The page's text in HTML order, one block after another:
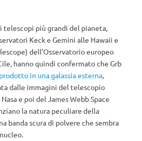
telescopi più grandi del pianeta,
Keck e Gemini alle Hawaii e
dell’Osservatorio europeo
hanno quindi confermato che Grb
prodotto in una galassia esterna,
dalle immagini del telescopio
e poi del James Webb Space
la natura peculiare della
banda scura di polvere che sembra